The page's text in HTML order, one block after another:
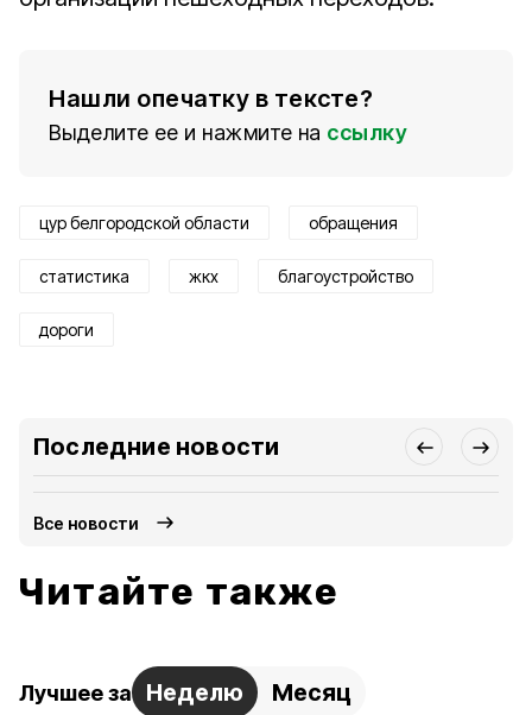
Нашли опечатку в тексте?
Выделите ее и нажмите на ссылку
цур белгородской области обращения
статистика жкх благоустройство
дороги
Последние новости
Все новости
Читайте также
Лучшее за Неделю Месяц